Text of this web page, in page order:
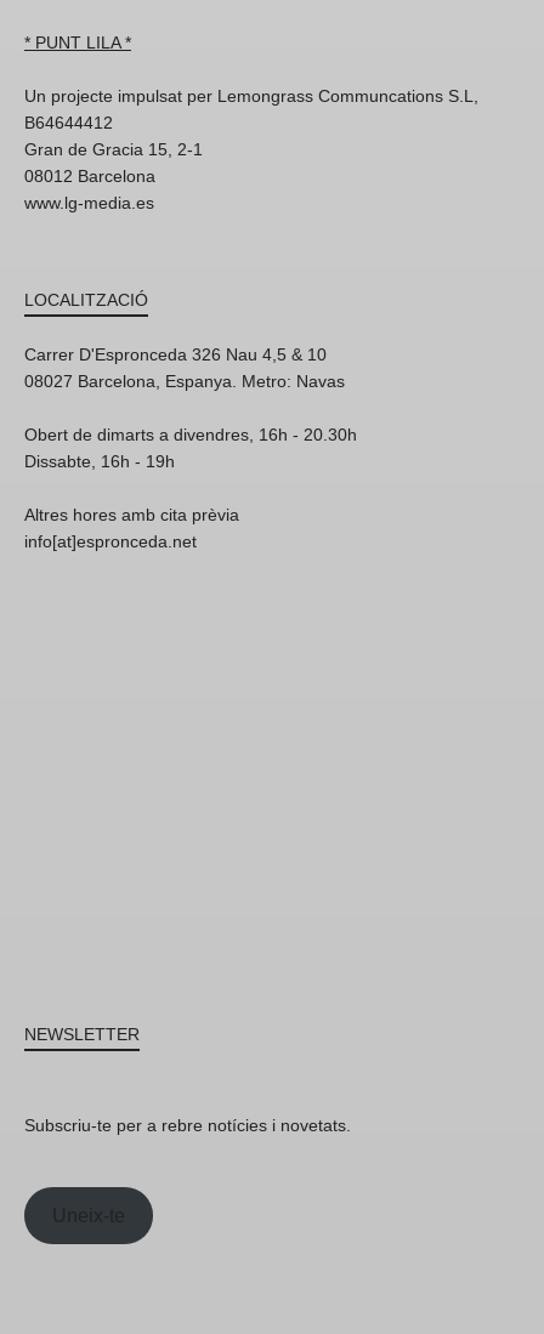
* PUNT LILA *
Un projecte impulsat per Lemongrass Communcations S.L,
B64644412
Gran de Gracia 15, 2-1
08012 Barcelona
www.lg-media.es
LOCALITZACIÓ
Carrer D'Espronceda 326 Nau 4,5 & 10
08027 Barcelona, Espanya. Metro: Navas
Obert de dimarts a divendres, 16h - 20.30h
Dissabte, 16h - 19h
Altres hores amb cita prèvia
info[at]espronceda.net
NEWSLETTER
Subscriu-te per a rebre notícies i novetats.
Uneix-te